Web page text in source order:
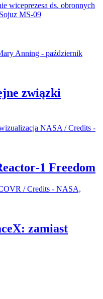
wiceprezesa ds. obronnych
MS-09
związki
Freedom
zamiast